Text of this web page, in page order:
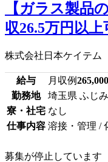
【ガラス製品
収26.5万円以
株式会社日本ケイテム
給与 月収例265,000
勤務地
埼玉県 ふじ
寮・社宅 なし
仕事内容 溶接・管理 /
募集が停止しています